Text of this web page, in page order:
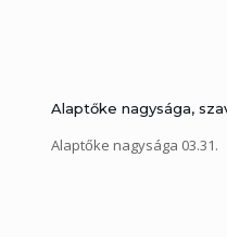
Alaptőke nagysága,
Alaptőke nagysága 03.31.